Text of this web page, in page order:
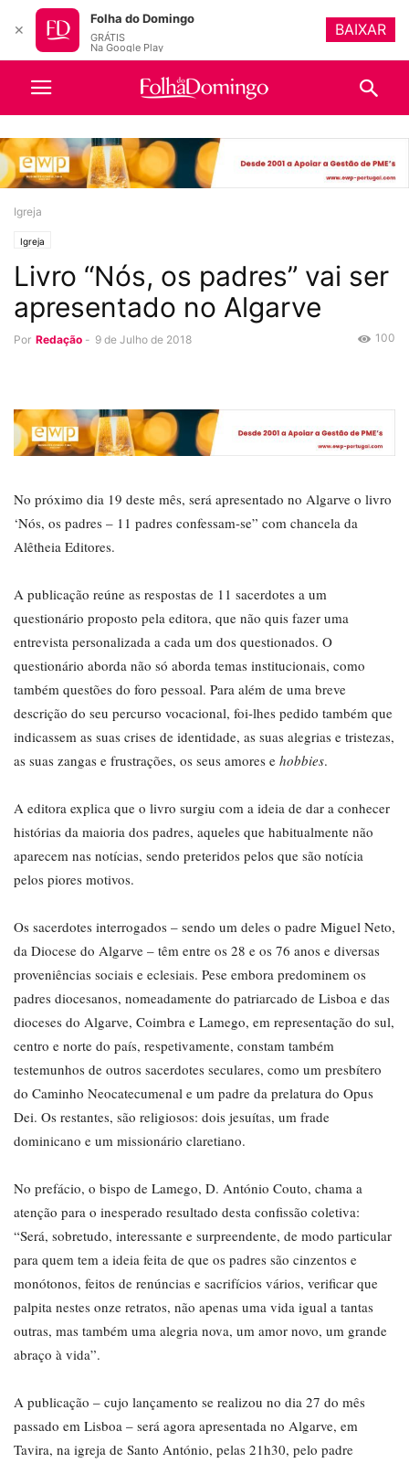
Igreja
Igreja
Livro “Nós, os padres” vai ser
apresentado no Algarve
Por Redação - 9 de Julho de 2018 100
No próximo dia 19 deste mês, será apresentado no Algarve o livro
‘Nós, os padres – 11 padres confessam-se” com chancela da
Alêtheia Editores.
A publicação reúne as respostas de 11 sacerdotes a um
questionário proposto pela editora, que não quis fazer uma
entrevista personalizada a cada um dos questionados. O
questionário aborda não só aborda temas institucionais, como
também questões do foro pessoal. Para além de uma breve
descrição do seu percurso vocacional, foi-lhes pedido também que
indicassem as suas crises de identidade, as suas alegrias e tristezas,
as suas zangas e frustrações, os seus amores e hobbies.
A editora explica que o livro surgiu com a ideia de dar a conhecer
histórias da maioria dos padres, aqueles que habitualmente não
aparecem nas notícias, sendo preteridos pelos que são notícia
pelos piores motivos.
Os sacerdotes interrogados – sendo um deles o padre Miguel Neto,
da Diocese do Algarve – têm entre os 28 e os 76 anos e diversas
proveniências sociais e eclesiais. Pese embora predominem os
padres diocesanos, nomeadamente do patriarcado de Lisboa e das
dioceses do Algarve, Coimbra e Lamego, em representação do sul,
centro e norte do país, respetivamente, constam também
testemunhos de outros sacerdotes seculares, como um presbítero
do Caminho Neocatecumenal e um padre da prelatura do Opus
Dei. Os restantes, são religiosos: dois jesuítas, um frade
dominicano e um missionário claretiano.
No prefácio, o bispo de Lamego, D. António Couto, chama a
atenção para o inesperado resultado desta confissão coletiva:
“Será, sobretudo, interessante e surpreendente, de modo particular
para quem tem a ideia feita de que os padres são cinzentos e
monótonos, feitos de renúncias e sacrifícios vários, verificar que
palpita nestes onze retratos, não apenas uma vida igual a tantas
outras, mas também uma alegria nova, um amor novo, um grande
abraço à vida”.
A publicação – cujo lançamento se realizou no dia 27 do mês
passado em Lisboa – será agora apresentada no Algarve, em
Tavira, na igreja de Santo António, pelas 21h30, pelo padre
✕
Folha do Domingo
GRÁTIS
Na Google Play
BAIXAR